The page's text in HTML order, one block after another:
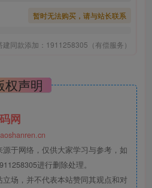
暂时无法购买，请与站长联系
建同款添加：1911258305（有偿服务）
权声明
网
于网络，仅供大家学习与参考，如
进行删除处理。
场，并不代表本站赞同其观点和对